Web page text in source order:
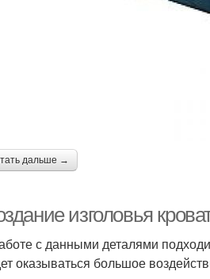
дальше →
изголовья
с данными деталями
оказываться большое